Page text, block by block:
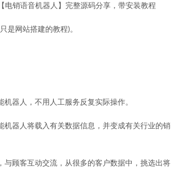
电销语音机器人】完整源码分享，带安装教程
是网站搭建的教程)。
器人，不用人工服务反复实际操作。
器人将载入有关数据信息，并变成有关行业的销
顾客互动交流，从很多的客户数据中，挑选出将